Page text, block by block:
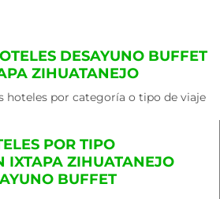
DESAYUNO BUFFET
ZIHUATANEJO
hoteles por categoría o tipo de viaje
POR TIPO
IXTAPA ZIHUATANEJO
BUFFET